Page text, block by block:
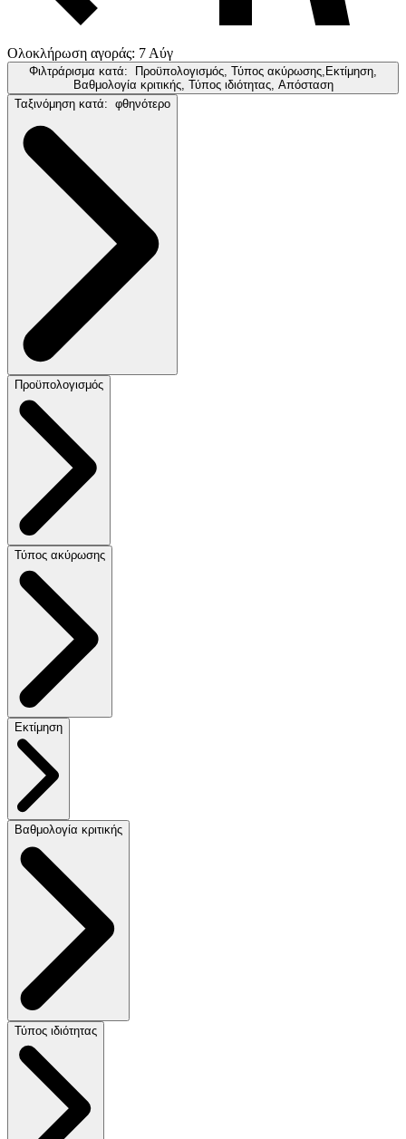
Ολοκλήρωση αγοράς: 7 Αύγ
Φιλτράρισμα κατά: Προϋπολογισμός, Τύπος ακύρωσης,Εκτίμηση,
Βαθμολογία κριτικής, Τύπος ιδιότητας, Απόσταση
Ταξινόμηση κατά: φθηνότερο
Προϋπολογισμός
Τύπος ακύρωσης
Εκτίμηση
Βαθμολογία κριτικής
Τύπος ιδιότητας